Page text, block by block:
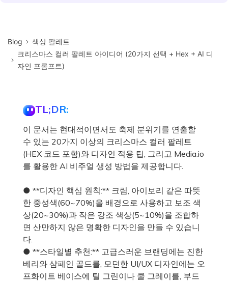
Blog
색상 팔레트
크리스마스 컬러 팔레트 아이디어 (20가지 선택 + Hex + AI 디
자인 프롬프트)
TL;DR:
이 문서는 현대적이면서도 축제 분위기를 연출할
수 있는 20가지 이상의 크리스마스 컬러 팔레트
(HEX 코드 포함)와 디자인 적용 팁, 그리고 Media.io
를 활용한 AI 비주얼 생성 방법을 제공합니다.
● **디자인 핵심 원칙:** 크림, 아이보리 같은 따뜻
한 중성색(60~70%)을 배경으로 사용하고 보조 색
상(20~30%)과 작은 강조 색상(5~10%)을 조합하
면 산만하지 않은 명확한 디자인을 만들 수 있습니
다.
● **스타일별 추천:** 고급스러운 브랜딩에는 진한
베리와 샴페인 골드를, 모던한 UI/UX 디자인에는 오
프화이트 베이스에 틸 그린이나 쿨 그레이를, 부드